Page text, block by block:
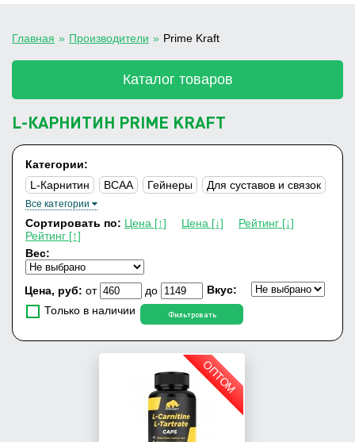
Главная » Производители » Prime Kraft
Каталог товаров
L-КАРНИТИН PRIME KRAFT
Категории:
L-Карнитин
ВСАА Гейнеры
Для суставов и связок
Изотоник
Полезные кислоты
Протеиновые батончики
Протеины
Спортивные энергетики
Все категории
Сортировать по: Цена [↑] Цена [↓]
Рейтинг [↓]
Рейтинг [↑]
Вес:
Цена, руб: от до
Вкус:
Только в наличии
Фильтровать
ОПТОМ